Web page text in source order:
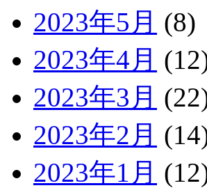
2023年5月 (8)
2023年4月
2023年3月
2023年2月
2023年1月